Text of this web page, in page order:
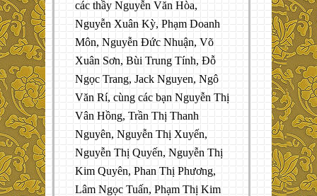
các thầy Nguyễn Văn Hòa,
Nguyễn Xuân Kỳ, Phạm Doanh
Môn, Nguyễn Đức Nhuận, Võ
Xuân Sơn, Bùi Trung Tính, Đỗ
Ngọc Trang, Jack Nguyen, Ngô
Văn Rí, cùng các bạn Nguyễn Thị
Vân Hồng, Trần Thị Thanh
Nguyên, Nguyễn Thị Xuyến,
Nguyễn Thị Quyến, Nguyễn Thị
Kim Quyên, Phan Thị Phương,
Lâm Ngọc Tuấn, Phạm Thị Kim